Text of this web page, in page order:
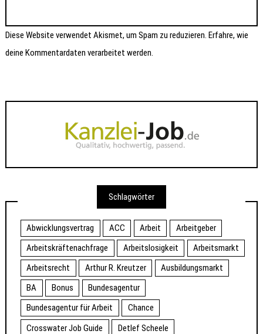
Diese Website verwendet Akismet, um Spam zu reduzieren.Erfahre, wie
deine Kommentardaten verarbeitet werden.
Schlagwörter
Abwicklungsvertrag ACC Arbeit
Arbeitgeber
Arbeitskräftenachfrage
Arbeitslosigkeit
Arbeitsmarkt
Arbeitsrecht
Arthur R. Kreutzer
Ausbildungsmarkt
BA
Bonus
Bundesagentur
Bundesagentur für Arbeit
Chance
Crosswater Job Guide
Detlef Scheele